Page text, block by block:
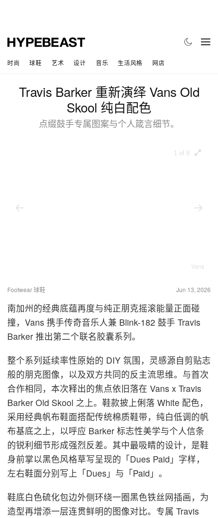
时尚 球鞋 艺术 设计 音乐 生活风格 网店
Travis Barker 重新演绎 Vans Old
Skool 纯白配色
点缀鼓手专属图案与个人箴言细节。
1 of 8
Vans
Footwear 球鞋 Jun 13, 2026
南加州的经典底蕴再度与纯正朋克摇滚能量正面碰
撞，Vans 携手传奇音乐人兼 Blink-182 鼓手 Travis
Barker 推出第二个联名胶囊系列。
整个系列延续率性原始的 DIY 氛围，灵感源自剪贴志
般的朋克图像，以及双方共同的反主流思维。与首次
合作相同，本次释出的焦点依旧落在 Vans x Travis
Barker Old Skool 之上。鞋款披上俐落 White 配色，
采用经典帆布鞋面搭配传统棉质鞋带，纯白低调的帆
布基底之上，以呼应 Barker 标志性美学与个人信条
的锐利细节形成强烈反差。其中最吸睛的设计，是鞋
身前掌以黑色风格草写呈现的「Dues Paid」字样，
左右鞋面分别写上「Dues」与「Paid」。
鞋底白色硫化包边外侧环绕一圈黑色铁丝网插画，为
造型再增添一层连贯鲜明的图像对比。专属 Travis